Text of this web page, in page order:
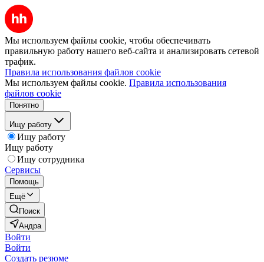
Мы используем файлы cookie, чтобы обеспечивать
правильную работу нашего веб-сайта и анализировать сетевой
трафик.
Правила использования файлов cookie
Мы используем файлы cookie. Правила использования
файлов cookie
Понятно
Ищу работу
Ищу работу
Ищу работу
Ищу сотрудника
Сервисы
Помощь
Ещё
Поиск
Андра
Войти
Войти
Создать резюме